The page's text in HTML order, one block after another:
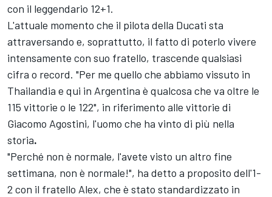
con il leggendario 12+1.
L'attuale momento che il pilota della Ducati sta
attraversando e, soprattutto, il fatto di poterlo vivere
intensamente con suo fratello, trascende qualsiasi
cifra o record. "Per me quello che abbiamo vissuto in
Thailandia e qui in Argentina è qualcosa che va oltre le
115 vittorie o le 122", in riferimento alle vittorie di
Giacomo Agostini, l'uomo che ha vinto di più nella
storia.
"Perché non è normale, l'avete visto un altro fine
settimana, non è normale!", ha detto a proposito dell'1-
2 con il fratello Alex, che è stato standardizzato in